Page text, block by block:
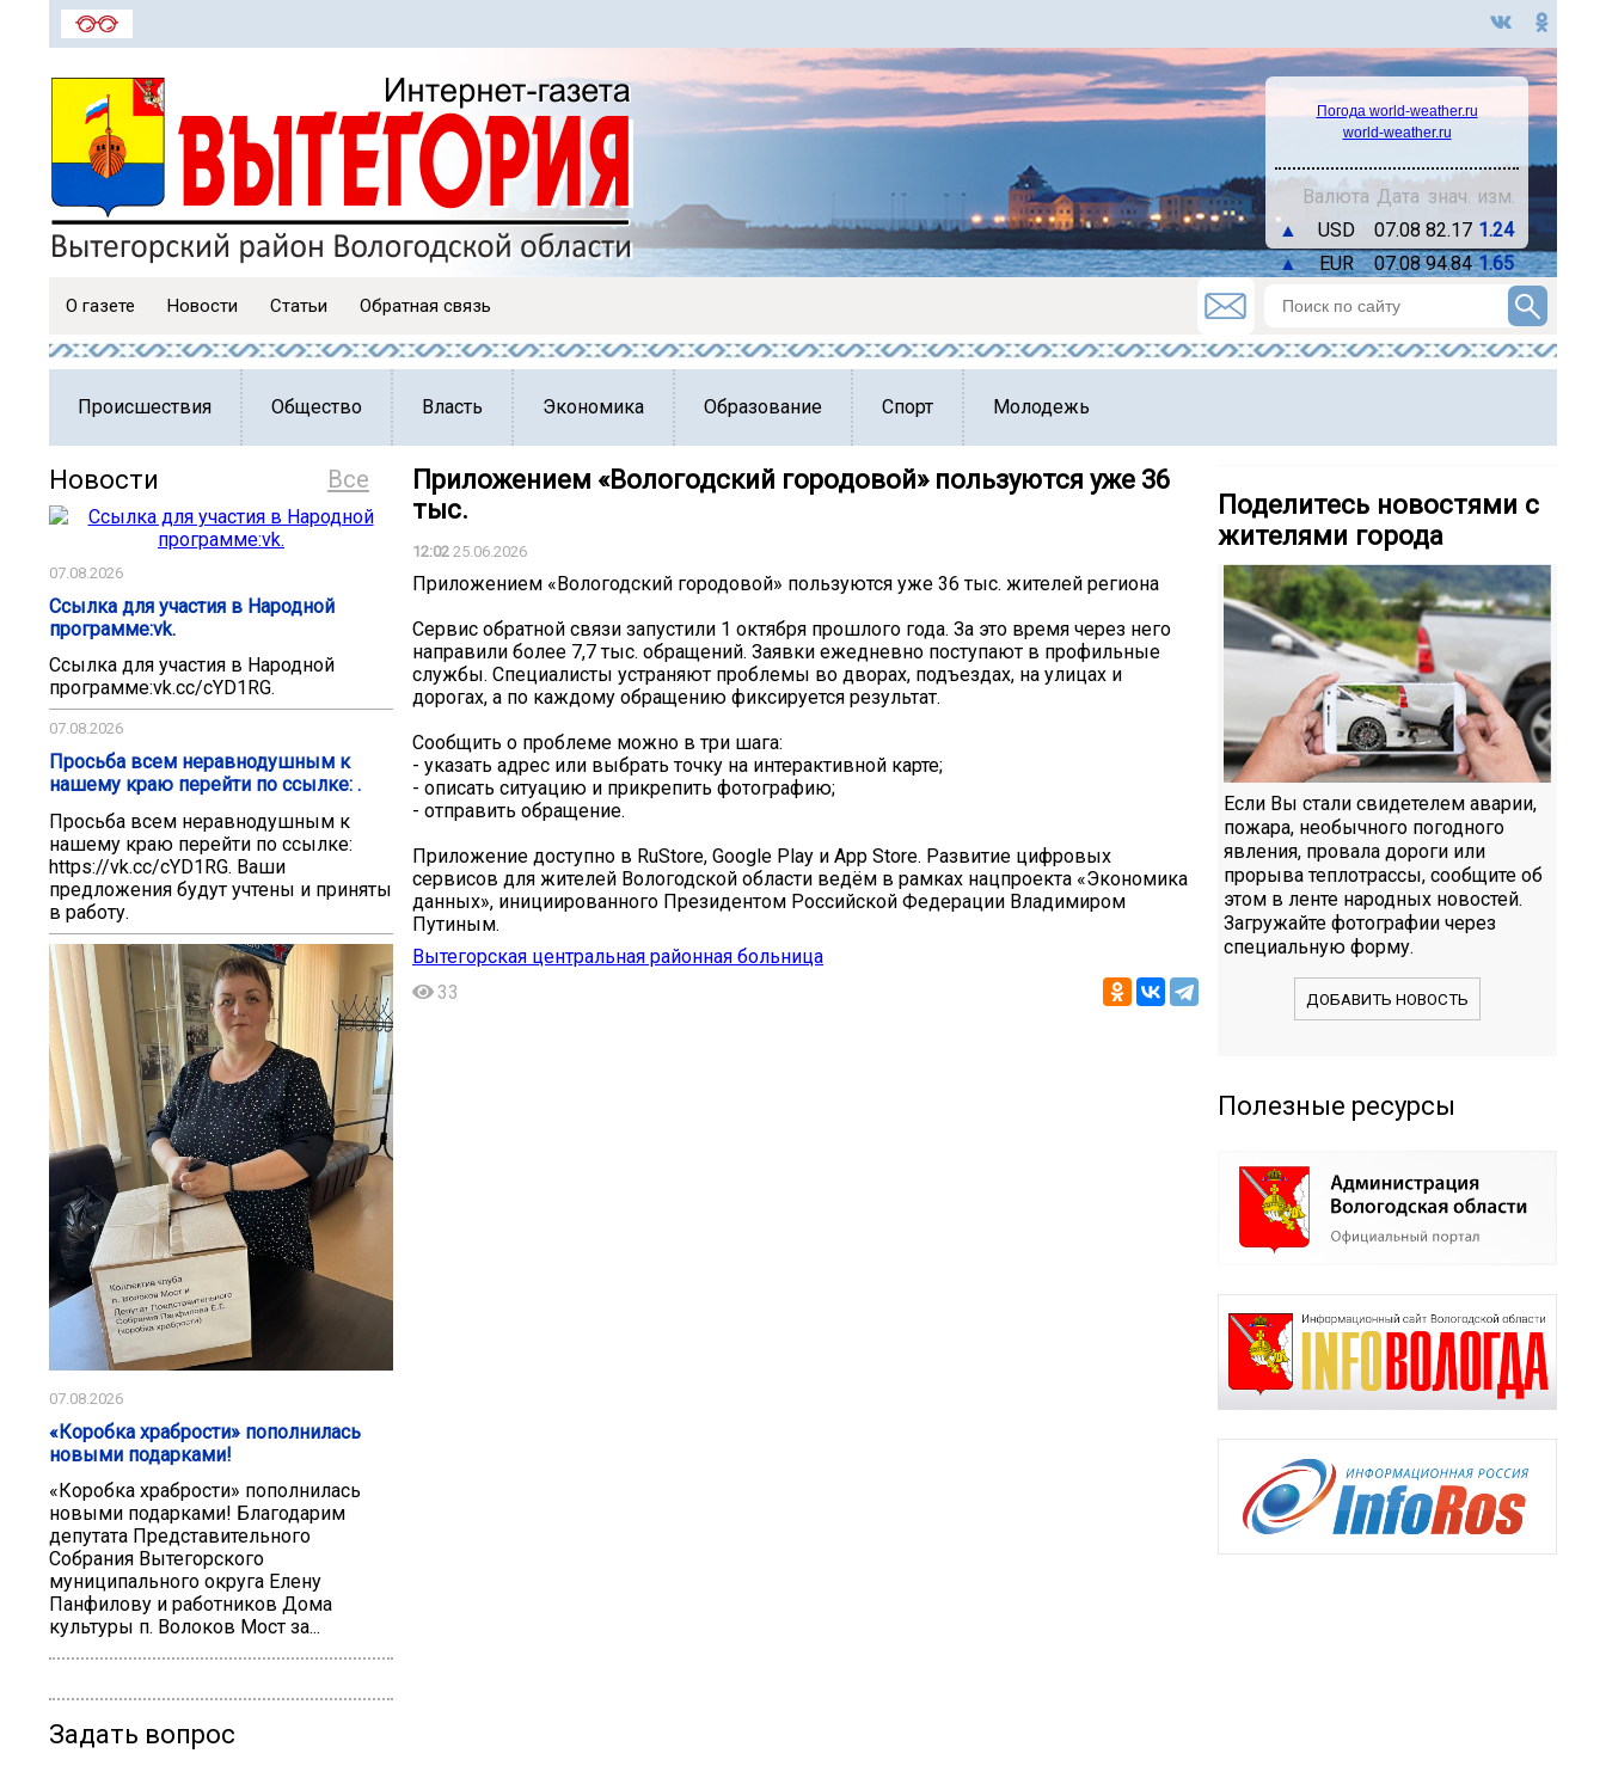
Погода world-weather.ru
world-weather.ru
Валюта Дата знач. изм.
▲
USD 07.08 82.17 1.24
▲
EUR 07.08 94.84 1.65
О газете Новости Статьи Обратная связь
Происшествия Общество Власть Экономика Образование Спорт Молодежь
Все
Новости
07.08.2026
Ссылка для участия в Народной
программе:vk.
Ссылка для участия в Народной
программе:vk.cc/cYD1RG.
07.08.2026
Просьба всем неравнодушным к
нашему краю перейти по ссылке: .
Просьба всем неравнодушным к
нашему краю перейти по ссылке:
https://vk.cc/cYD1RG. Ваши
предложения будут учтены и приняты
в работу.
07.08.2026
«Коробка храбрости» пополнилась
новыми подарками!
«Коробка храбрости» пополнилась
новыми подарками! Благодарим
депутата Представительного
Собрания Вытегорского
муниципального округа Елену
Панфилову и работников Дома
культуры п. Волоков Мост за...
Задать вопрос
Приложением «Вологодский городовой» пользуются уже 36
тыс.
12:02 25.06.2026
Приложением «Вологодский городовой» пользуются уже 36 тыс. жителей региона
Сервис обратной связи запустили 1 октября прошлого года. За это время через него
направили более 7,7 тыс. обращений. Заявки ежедневно поступают в профильные
службы. Специалисты устраняют проблемы во дворах, подъездах, на улицах и
дорогах, а по каждому обращению фиксируется результат.
Сообщить о проблеме можно в три шага:
- указать адрес или выбрать точку на интерактивной карте;
- описать ситуацию и прикрепить фотографию;
- отправить обращение.
Приложение доступно в RuStore, Google Play и App Store. Развитие цифровых
сервисов для жителей Вологодской области ведём в рамках нацпроекта «Экономика
данных», инициированного Президентом Российской Федерации Владимиром
Путиным.
Вытегорская центральная районная больница
33
Поделитесь новостями с
жителями города
Если Вы стали свидетелем аварии,
пожара, необычного погодного
явления, провала дороги или
прорыва теплотрассы, сообщите об
этом в ленте народных новостей.
Загружайте фотографии через
специальную форму.
ДОБАВИТЬ НОВОСТЬ
Полезные ресурсы